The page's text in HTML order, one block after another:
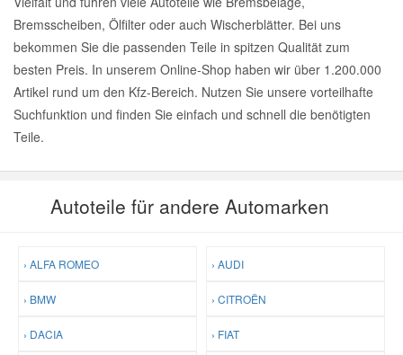
Bremsscheiben, Ölfilter oder auch Wischerblätter. Bei uns
bekommen Sie die passenden Teile in spitzen Qualität zum
besten Preis. In unserem Online-Shop haben wir über 1.200.000
Artikel rund um den Kfz-Bereich. Nutzen Sie unsere vorteilhafte
Suchfunktion und finden Sie einfach und schnell die benötigten
Teile.
Autoteile für andere Automarken
› ALFA ROMEO › AUDI
› BMW › CITROËN
› DACIA › FIAT